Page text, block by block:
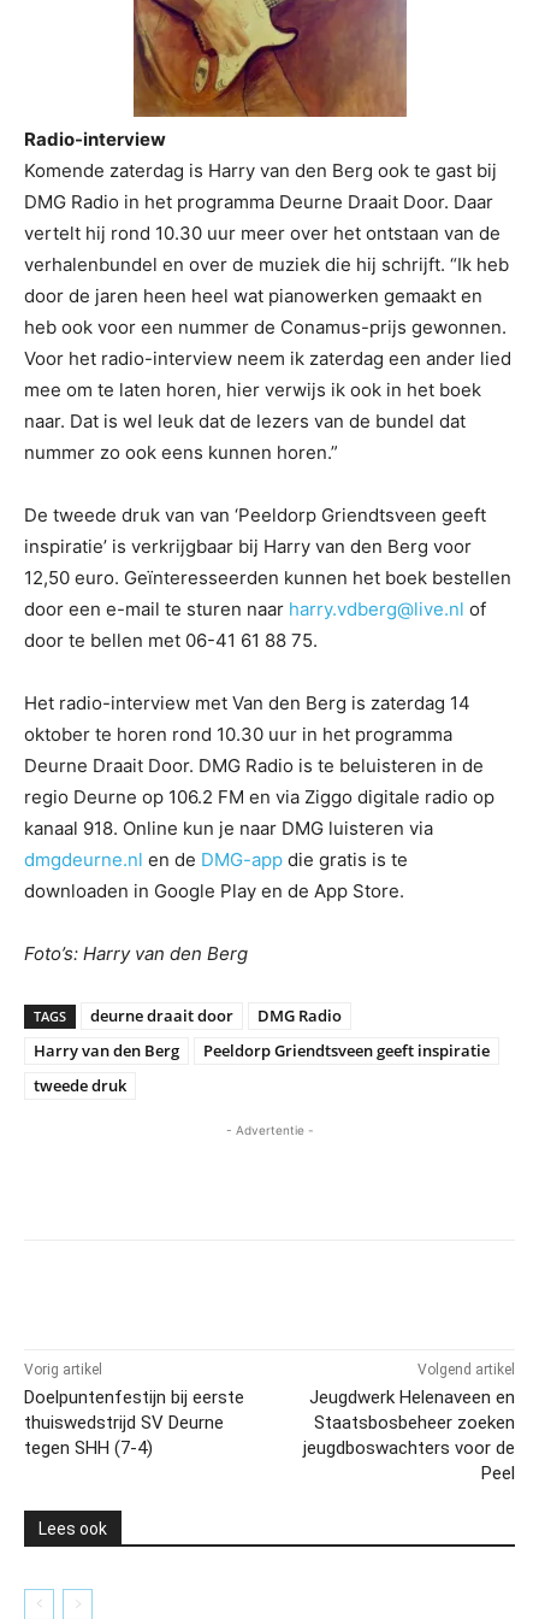
Radio-interview
Komende zaterdag is Harry van den Berg ook te gast bij
DMG Radio in het programma Deurne Draait Door. Daar
vertelt hij rond 10.30 uur meer over het ontstaan van de
verhalenbundel en over de muziek die hij schrijft. “Ik heb
door de jaren heen heel wat pianowerken gemaakt en
heb ook voor een nummer de Conamus-prijs gewonnen.
Voor het radio-interview neem ik zaterdag een ander lied
mee om te laten horen, hier verwijs ik ook in het boek
naar. Dat is wel leuk dat de lezers van de bundel dat
nummer zo ook eens kunnen horen.”
De tweede druk van van ‘Peeldorp Griendtsveen geeft
inspiratie’ is verkrijgbaar bij Harry van den Berg voor
12,50 euro. Geïnteresseerden kunnen het boek bestellen
door een e-mail te sturen naar harry.vdberg@live.nl of
door te bellen met 06-41 61 88 75.
Het radio-interview met Van den Berg is zaterdag 14
oktober te horen rond 10.30 uur in het programma
Deurne Draait Door. DMG Radio is te beluisteren in de
regio Deurne op 106.2 FM en via Ziggo digitale radio op
kanaal 918. Online kun je naar DMG luisteren via
dmgdeurne.nl en de DMG-app die gratis is te
downloaden in Google Play en de App Store.
Foto’s: Harry van den Berg
TAGS deurne draait door
DMG Radio
Harry van den Berg
Peeldorp Griendtsveen geeft inspiratie
tweede druk
- Advertentie -
Vorig artikel
Doelpuntenfestijn bij eerste
thuiswedstrijd SV Deurne
tegen SHH (7-4)
Volgend artikel
Jeugdwerk Helenaveen en
Staatsbosbeheer zoeken
jeugdboswachters voor de
Peel
Lees ook